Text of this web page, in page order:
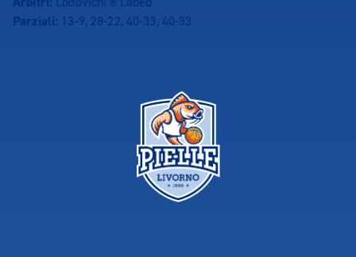
Parziali: 13-9, 28-22, 40-33, 40-33